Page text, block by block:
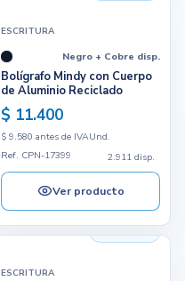
ESCRITURA
Negro + Cobre disp.
Bolígrafo Mindy con Cuerpo
de Aluminio Reciclado
$ 11.400
$ 9.580 antes de IVAUnd.
Ref. CPN-17399
2.911 disp.
Ver producto
ESCRITURA